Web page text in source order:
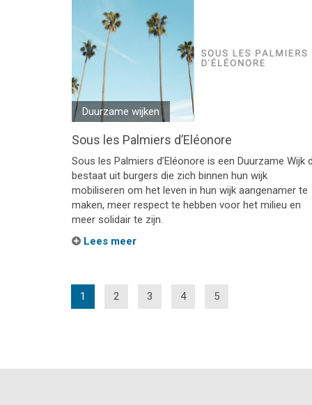
Duurzame wijken
Sous les Palmiers d’Eléonore
Sous les Palmiers d’Eléonore is een Duurzame Wijk
bestaat uit burgers die zich binnen hun wijk
mobiliseren om het leven in hun wijk aangenamer te
maken, meer respect te hebben voor het milieu en
meer solidair te zijn.
Lees meer
1 (current)
2 3 4 5